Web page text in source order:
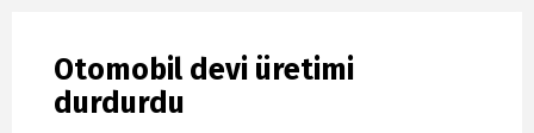
Otomobil devi üretimi
durdurdu